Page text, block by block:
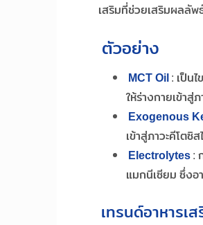
เสริมที่ช่วยเสริมผลลัพ
ตัวอย่าง
MCT Oil: เป็น
ให้ร่างกายเข้าสู่
Exogenous
เข้าสู่ภาวะคีโตซิ
Electrolytes:
แมกนีเซียม ซึ่งอ
เทรนด์อาหารเ